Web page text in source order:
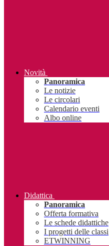
Novità
Panoramica
Le notizie
Le circolari
Calendario eventi
Albo online
Didattica
Panoramica
Offerta formativa
Le schede didattiche
I progetti delle classi
ETWINNING